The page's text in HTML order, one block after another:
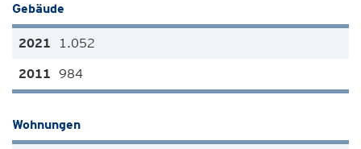
Gebäude
1.052
984
Wohnungen